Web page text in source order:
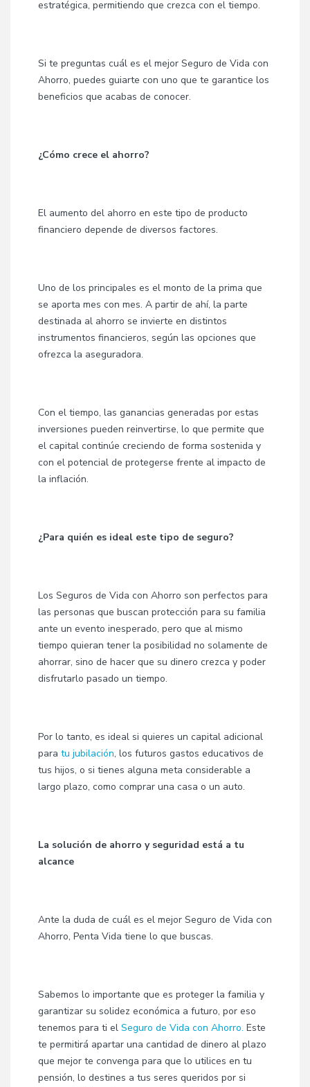
estratégica, permitiendo que crezca con el tiempo.
Si te preguntas cuál es el mejor Seguro de Vida con
Ahorro, puedes guiarte con uno que te garantice los
beneficios que acabas de conocer.
¿Cómo crece el ahorro?
El aumento del ahorro en este tipo de producto
financiero depende de diversos factores.
Uno de los principales es el monto de la prima que
se aporta mes con mes. A partir de ahí, la parte
destinada al ahorro se invierte en distintos
instrumentos financieros, según las opciones que
ofrezca la aseguradora.
Con el tiempo, las ganancias generadas por estas
inversiones pueden reinvertirse, lo que permite que
el capital continúe creciendo de forma sostenida y
con el potencial de protegerse frente al impacto de
la inflación.
¿Para quién es ideal este tipo de seguro?
Los Seguros de Vida con Ahorro son perfectos para
las personas que buscan protección para su familia
ante un evento inesperado, pero que al mismo
tiempo quieran tener la posibilidad no solamente de
ahorrar, sino de hacer que su dinero crezca y poder
disfrutarlo pasado un tiempo.
Por lo tanto, es ideal si quieres un capital adicional
para tu jubilación, los futuros gastos educativos de
tus hijos, o si tienes alguna meta considerable a
largo plazo, como comprar una casa o un auto.
La solución de ahorro y seguridad está a tu
alcance
Ante la duda de cuál es el mejor Seguro de Vida con
Ahorro, Penta Vida tiene lo que buscas.
Sabemos lo importante que es proteger la familia y
garantizar su solidez económica a futuro, por eso
tenemos para ti el Seguro de Vida con Ahorro. Este
te permitirá apartar una cantidad de dinero al plazo
que mejor te convenga para que lo utilices en tu
pensión, lo destines a tus seres queridos por si